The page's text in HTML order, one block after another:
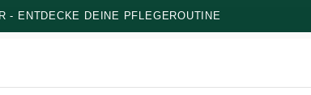
- ENTDECKE DEINE PFLEGEROUTINE